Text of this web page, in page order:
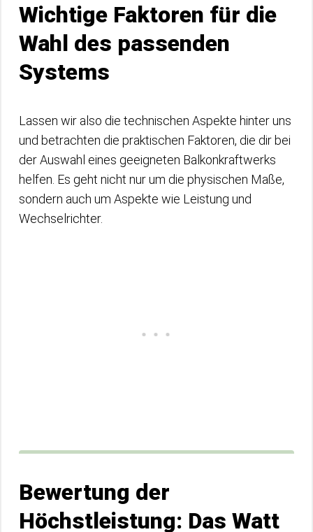
Wichtige Faktoren für die
Wahl des passenden
Systems
Lassen wir also die technischen Aspekte hinter uns
und betrachten die praktischen Faktoren, die dir bei
der Auswahl eines geeigneten Balkonkraftwerks
helfen. Es geht nicht nur um die physischen Maße,
sondern auch um Aspekte wie Leistung und
Wechselrichter.
Bewertung der
Höchstleistung: Das Watt